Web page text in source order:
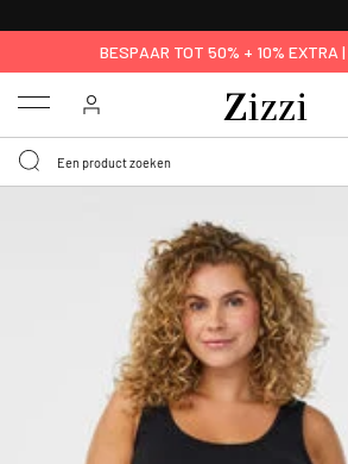
BESPAAR TOT 50% + 10% EXTRA |
Menu